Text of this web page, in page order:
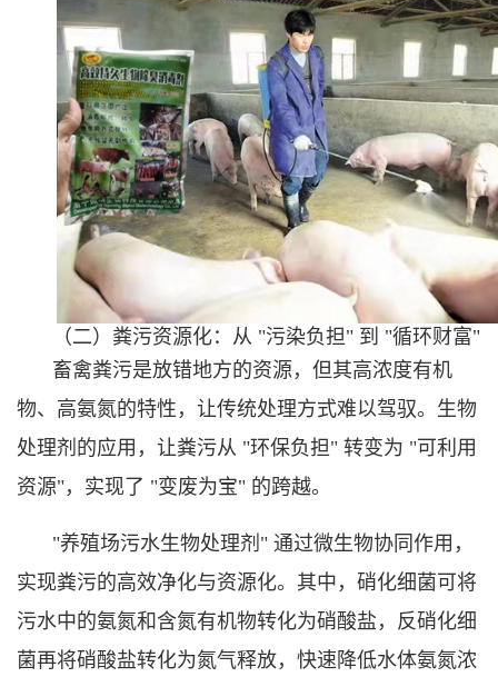
（二）粪污资源化：从 "污染负担" 到 "循环财富"
畜禽粪污是放错地方的资源，但其高浓度有机
物、高氨氮的特性，让传统处理方式难以驾驭。生物
处理剂的应用，让粪污从 "环保负担" 转变为 "可利用
资源"，实现了 "变废为宝" 的跨越。
"养殖场污水生物处理剂" 通过微生物协同作用，
实现粪污的高效净化与资源化。其中，硝化细菌可将
污水中的氨氮和含氮有机物转化为硝酸盐，反硝化细
菌再将硝酸盐转化为氮气释放，快速降低水体氨氮浓